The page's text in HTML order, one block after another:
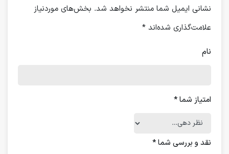
نشانی ایمیل شما منتشر نخواهد شد. بخش‌های موردنیاز
علامت‌گذاری شده‌اند *
نام
امتیاز شما*
نقد و بررسی شما*